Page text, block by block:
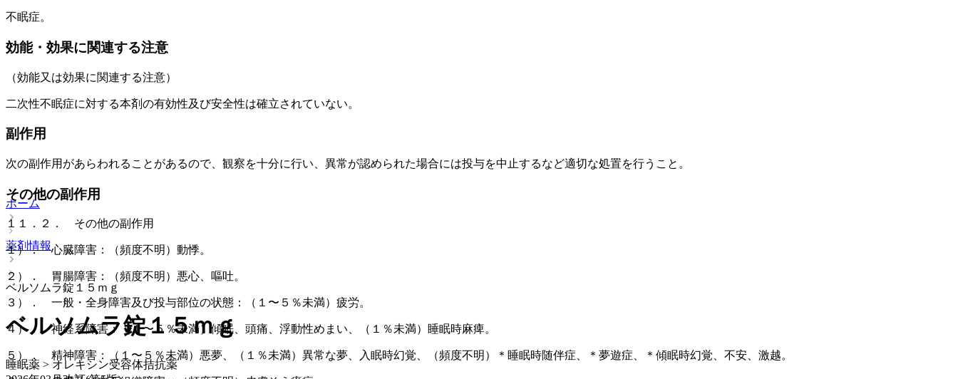
不眠症。
効能・効果に関連する注意
（効能又は効果に関連する注意）
二次性不眠症に対する本剤の有効性及び安全性は確立されていない。
副作用
次の副作用があらわれることがあるので、観察を十分に行い、異常が認められた場合には投与を中止するなど適切な処置を行うこと。
その他の副作用
１１．２． その他の副作用
１）． 心臓障害：（頻度不明）動悸。
２）． 胃腸障害：（頻度不明）悪心、嘔吐。
３）． 一般・全身障害及び投与部位の状態：（１〜５％未満）疲労。
４）． 神経系障害：（１〜５％未満）傾眠、頭痛、浮動性めまい、（１％未満）睡眠時麻痺。
５）． 精神障害：（１〜５％未満）悪夢、（１％未満）異常な夢、入眠時幻覚、（頻度不明）＊睡眠時随伴症、＊夢遊症、＊傾眠時幻覚、不安、激越。
ホーム
薬剤情報
ベルソムラ錠１５ｍｇ
ベルソムラ錠１５ｍｇ
睡眠薬 > オレキシン受容体拮抗薬